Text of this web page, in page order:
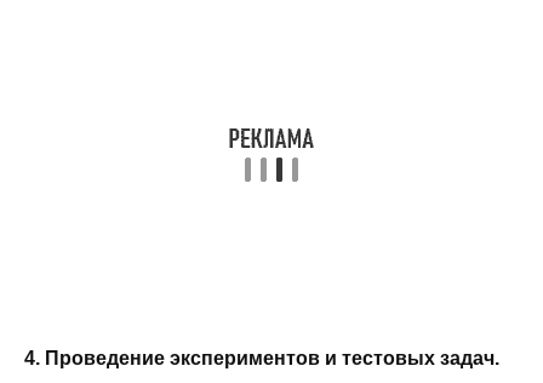
4. Проведение экспериментов и тестовых задач.